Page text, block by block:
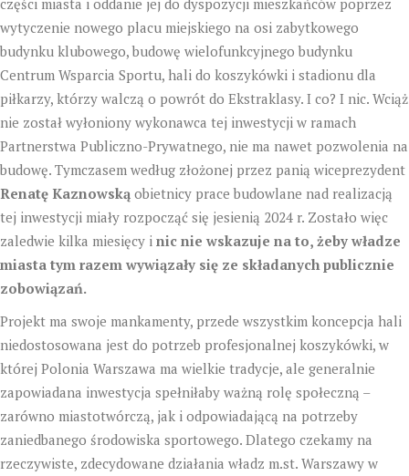
części miasta i oddanie jej do dyspozycji mieszkańców poprzez
wytyczenie nowego placu miejskiego na osi zabytkowego
budynku klubowego, budowę wielofunkcyjnego budynku
Centrum Wsparcia Sportu, hali do koszykówki i stadionu dla
piłkarzy, którzy walczą o powrót do Ekstraklasy. I co? I nic. Wciąż
nie został wyłoniony wykonawca tej inwestycji w ramach
Partnerstwa Publiczno-Prywatnego, nie ma nawet pozwolenia na
budowę. Tymczasem według złożonej przez panią wiceprezydent
Renatę Kaznowską obietnicy prace budowlane nad realizacją
tej inwestycji miały rozpocząć się jesienią 2024 r. Zostało więc
zaledwie kilka miesięcy i nic nie wskazuje na to, żeby władze
miasta tym razem wywiązały się ze składanych publicznie
zobowiązań.
Projekt ma swoje mankamenty, przede wszystkim koncepcja hali
niedostosowana jest do potrzeb profesjonalnej koszykówki, w
której Polonia Warszawa ma wielkie tradycje, ale generalnie
zapowiadana inwestycja spełniłaby ważną rolę społeczną –
zarówno miastotwórczą, jak i odpowiadającą na potrzeby
zaniedbanego środowiska sportowego. Dlatego czekamy na
rzeczywiste, zdecydowane działania władz m.st. Warszawy w